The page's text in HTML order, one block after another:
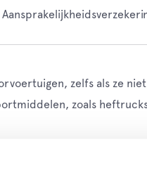
zelfs als ze
zoals